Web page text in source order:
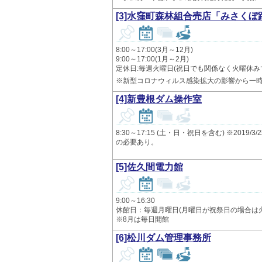
[3]水窪町森林組合売店「みさくぼ
8:00～17:00(3月～12月)
9:00～17:00(1月～2月)
定休日:毎週火曜日(祝日でも関係なく火曜休
※新型コロナウィルス感染拡大の影響から一
[4]新豊根ダム操作室
8:30～17:15 (土・日・祝日を含む) ※2019/3/
の必要あり。
[5]佐久間電力館
9:00～16:30
休館日：毎週月曜日(月曜日が祝祭日の場合は
※8月は毎日開館
[6]松川ダム管理事務所